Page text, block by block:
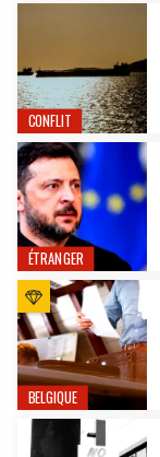
CONFLIT
ÉTRANGER
BELGIQUE